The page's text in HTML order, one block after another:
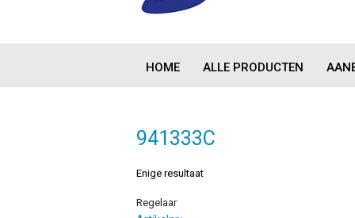
HOME ALLE PRODUCTEN
941333C
Enige resultaat
Regelaar